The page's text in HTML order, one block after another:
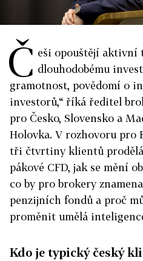
Č eši opouštějí aktivní
dlouhodobému
gramotnost, povědomí o
investorů,“ říká ředitel
pro Česko, Slovensko a
Holovka. V rozhovoru pro
tři čtvrtiny klientů
pákové CFD, jak se mění
co by pro brokery
penzijních fondů a proč
proměnit umělá
Kdo je typický český